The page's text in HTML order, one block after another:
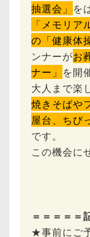
抽選会」 を
「メモリア
の「健康体
ンナーがお
ナー」 を開
大人まで楽
焼きそばや
屋台、ちび
です。
この機会に
＝＝＝＝＝
★事前にご